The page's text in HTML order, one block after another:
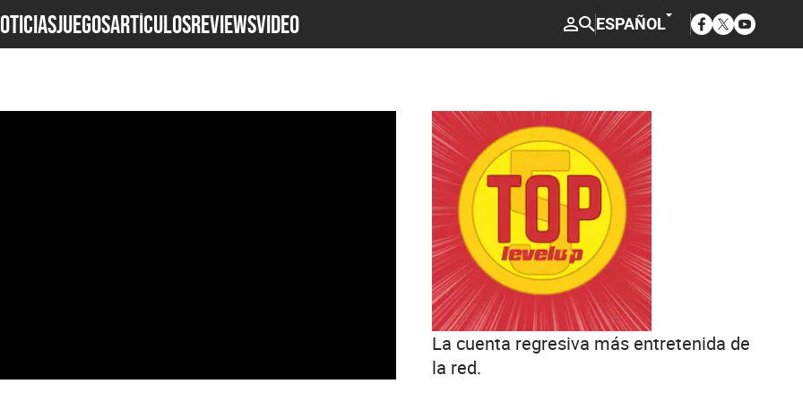
JUEGOSARTÍCULOSREVIEWSVideo ESPAÑOL Opens in new
Opens in
Opens
Top 5
La cuenta regresiva más entretenida de
la red.